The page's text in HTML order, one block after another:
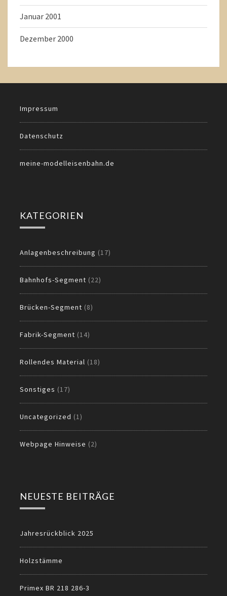
Januar 2001
Dezember 2000
Impressum
Datenschutz
meine-modelleisenbahn.de
KATEGORIEN
Anlagenbeschreibung (17)
Bahnhofs-Segment (22)
Brücken-Segment (8)
Fabrik-Segment (14)
Rollendes Material (18)
Sonstiges (17)
Uncategorized (1)
Webpage Hinweise (2)
NEUESTE BEITRÄGE
Jahresrückblick 2025
Holzstämme
Primex BR 218 286-3